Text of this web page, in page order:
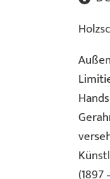
(1897